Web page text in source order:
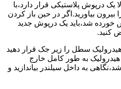
یک درپوش پلاستیکی قرار دارد،با
بیاورید.اگر در حین باز کردن
خورده شد،باید یک درپوش جدید
کنید.
سطل را زیر جک قرار دهید
هیدرولیک به طور کامل خارج
به داخل سیلندر بیاندازید و